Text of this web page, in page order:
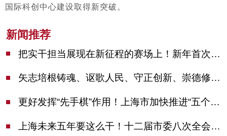
国际科创中心建设取得新突破。
新闻推荐
把实干担当展现在新征程的赛场上！新年首次市委季度工作会议举行，陈吉宁作工作点评
矢志培根铸魂、讴歌人民、守正创新、崇德修身！这场座谈会上，陈吉宁对全市文化战线提出期望
更好发挥“先手棋”作用！上海市加快推进“五个中心”建设领导小组会议举行
上海未来五年要这么干！十二届市委八次全会审议通过上海“十五五”规划建议